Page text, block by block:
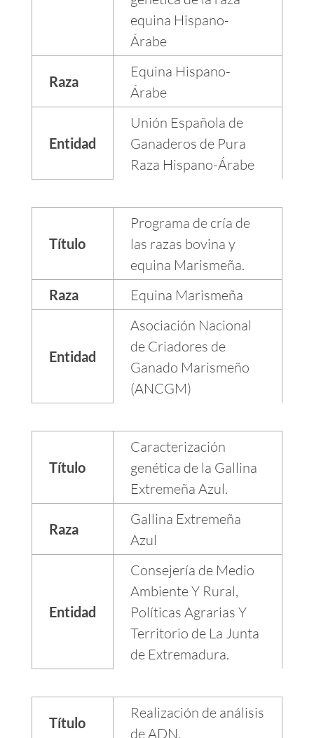
equina Hispano-
Árabe
Raza
Equina Hispano-
Árabe
Entidad
Unión Española de
Ganaderos de Pura
Raza Hispano-Árabe
Título
Programa de cría de
las razas bovina y
equina Marismeña.
Raza
Equina Marismeña
Entidad
Asociación Nacional
de Criadores de
Ganado Marismeño
(ANCGM)
Título
Caracterización
genética de la Gallina
Extremeña Azul.
Raza
Gallina Extremeña
Azul
Entidad
Consejería de Medio
Ambiente Y Rural,
Políticas Agrarias Y
Territorio de La Junta
de Extremadura.
Título
Realización de análisis
de ADN.